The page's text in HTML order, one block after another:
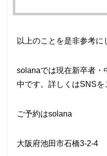
以上のことを是非参考に
solanaでは現在新卒者・
中です。詳しくはSNSを
ご予約はsolana
大阪府池田市石橋3-2-4